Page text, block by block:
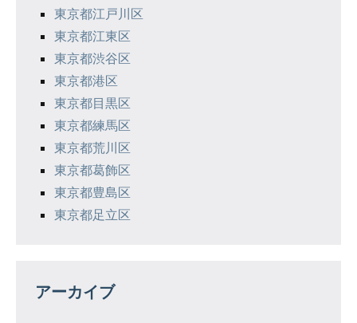
東京都江戸川区
東京都江東区
東京都渋谷区
東京都港区
東京都目黒区
東京都練馬区
東京都荒川区
東京都葛飾区
東京都豊島区
東京都足立区
アーカイブ